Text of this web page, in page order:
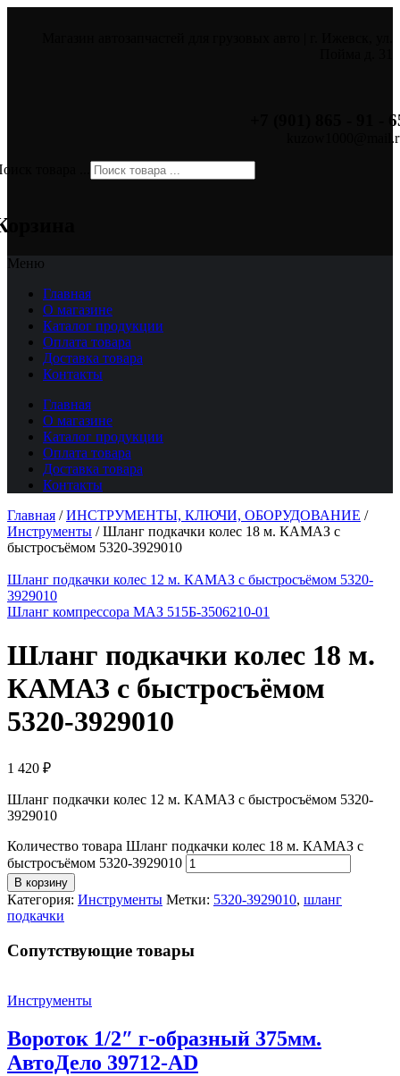
+7 (901) 865 - 91 -
товара ...
Меню
Главная
О магазине
Каталог продукции
Оплата товара
Доставка товара
Контакты
Главная
О магазине
Каталог продукции
Оплата товара
Доставка товара
Контакты
Главная / ИНСТРУМЕНТЫ, КЛЮЧИ, ОБОРУДОВАНИЕ /
Инструменты /Шланг подкачки колес 18 м. КАМАЗ с
быстросъёмом 5320-3929010
Шланг подкачки колес 12 м. КАМАЗ с быстросъёмом 5320-
3929010
Шланг компрессора МАЗ 515Б-3506210-01
Шланг подкачки колес 18 м.
КАМАЗ с быстросъёмом
5320-3929010
1 420 ₽
Шланг подкачки колес 12 м. КАМАЗ с быстросъёмом 5320-
3929010
Количество товара Шланг подкачки колес 18 м. КАМАЗ с
быстросъёмом 5320-3929010
В корзину
Категория: Инструменты Метки: 5320-3929010, шланг
подкачки
Cопутствующие товары
Инструменты
Вороток 1/2″ г-образный 375мм.
АвтоДело 39712-AD